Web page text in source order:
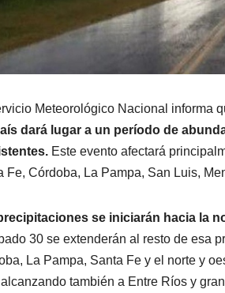
Meteorológico Nacional informa
dará lugar a un período de
Este evento afectará
Fe, Córdoba, La Pampa, San Luis,
se iniciarán hacia la
30 se extenderán al resto de esa
La Pampa, Santa Fe y el norte y
también a Entre Ríos y